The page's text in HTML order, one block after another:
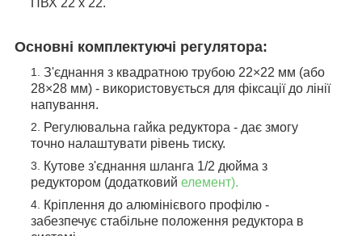
ПВХ 22 x 22.
Основні комплектуючі регулятора:
З'єднання з квадратною трубою 22×22 мм (або
28×28 мм) - використовується для фіксації до лінії
напування.
Регулювальна гайка редуктора - дає змогу
точно налаштувати рівень тиску.
Кутове з'єднання шланга 1/2 дюйма з
редуктором (додатковий елемент).
Кріплення до алюмінієвого профілю -
забезпечує стабільне положення редуктора в